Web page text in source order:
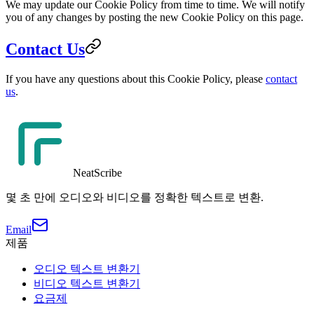
We may update our Cookie Policy from time to time. We will notify
you of any changes by posting the new Cookie Policy on this page.
Contact Us
If you have any questions about this Cookie Policy, please contact
us.
NeatScribe
몇 초 만에 오디오와 비디오를 정확한 텍스트로 변환.
Email
제품
오디오 텍스트 변환기
비디오 텍스트 변환기
요금제